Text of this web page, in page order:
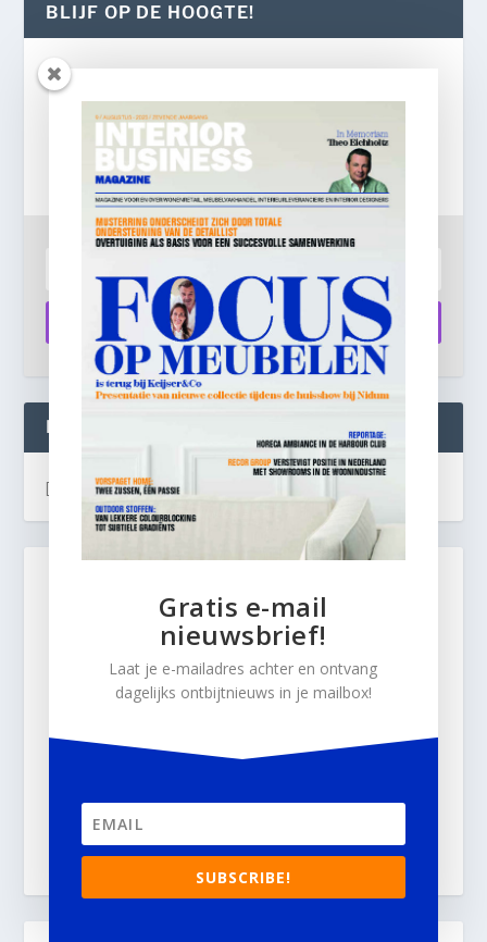
BLIJF OP DE HOOGTE!
e-mail nieuwsbrief!
Laat je e-mailadres achter en ontvang dagelijks
ontbijtnieuws in je mailbox.
Aanmelden
INTERIOR BUSINESS LIVE:
[instagram-feed]
Gratis e-mail
nieuwsbrief!
Laat je e-mailadres achter en ontvang
dagelijks ontbijtnieuws in je mailbox!
SUBSCRIBE!